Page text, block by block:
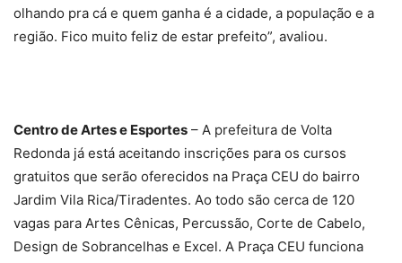
olhando pra cá e quem ganha é a cidade, a população e a
região. Fico muito feliz de estar prefeito”, avaliou.
Centro de Artes e Esportes – A prefeitura de Volta
Redonda já está aceitando inscrições para os cursos
gratuitos que serão oferecidos na Praça CEU do bairro
Jardim Vila Rica/Tiradentes. Ao todo são cerca de 120
vagas para Artes Cênicas, Percussão, Corte de Cabelo,
Design de Sobrancelhas e Excel. A Praça CEU funciona